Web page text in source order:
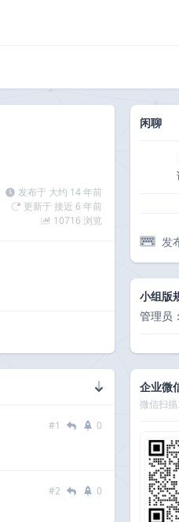
发布于 大约 14 年前
更新于 接近 6 年前
10716 浏览
#1 0
#2 0
闲聊
发
小组版
管理员：
企业微
微信扫描